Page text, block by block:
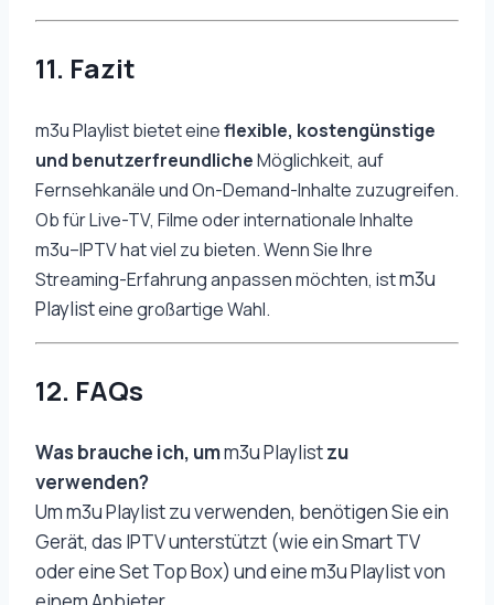
11. Fazit
m3u Playlistbietet eineflexible, kostengünstige
und benutzerfreundlicheMöglichkeit, auf
Fernsehkanäle und On-Demand-Inhalte zuzugreifen.
Ob für Live-TV, Filme oder internationale Inhalte
m3u–IPTV hat viel zu bieten. Wenn Sie Ihre
Streaming-Erfahrung anpassen möchten, istm3u
Playlisteine großartige Wahl.
12. FAQs
Was brauche ich, umm3u Playlistzu
verwenden?
Um m3u Playlist zu verwenden, benötigen Sie ein
Gerät, das IPTV unterstützt (wie ein Smart TV
oder eine Set Top Box) und eine m3u Playlist von